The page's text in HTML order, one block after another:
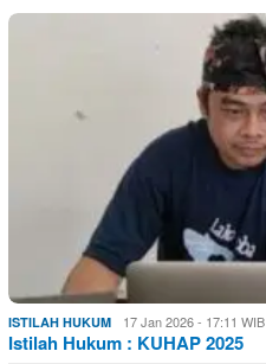
ISTILAH HUKUM 17 Jan 2026 - 17:11 WIB
Istilah Hukum : KUHAP 2025